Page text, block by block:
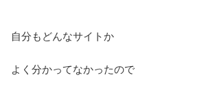
自分もどんなサイトか
よく分かってなかったので